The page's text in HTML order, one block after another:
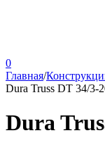
0
Главная/
Dura Truss DT 34/3-
Dura